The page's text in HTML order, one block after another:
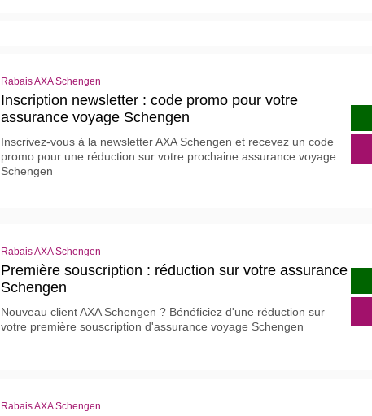
Rabais AXA Schengen
Inscription newsletter : code promo pour votre
assurance voyage Schengen
Inscrivez-vous à la newsletter AXA Schengen et recevez un code
promo pour une réduction sur votre prochaine assurance voyage
Schengen
Rabais AXA Schengen
Première souscription : réduction sur votre assurance
Schengen
Nouveau client AXA Schengen ? Bénéficiez d'une réduction sur
votre première souscription d'assurance voyage Schengen
Rabais AXA Schengen